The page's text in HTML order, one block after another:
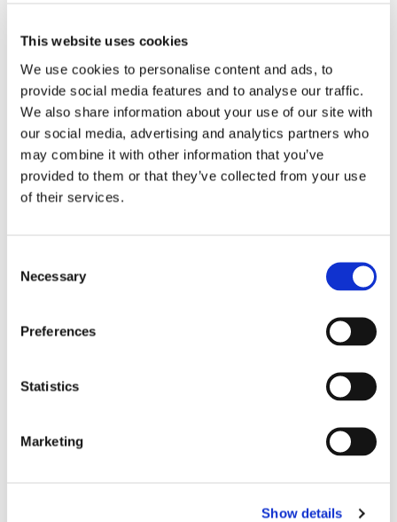
This website uses cookies
We use cookies to personalise content and ads, to
provide social media features and to analyse our traffic.
We also share information about your use of our site with
our social media, advertising and analytics partners who
may combine it with other information that you’ve
provided to them or that they’ve collected from your use
of their services.
Selection
Necessary
Preferences
Statistics
Marketing
Show details
Er zijn geen vaste regels voor hoe dit moet, maar
er zijn wel afspraken die houvast bieden. Denk
aan afspraken over wanneer een nieuwe partner
aan de kinderen wordt voorgesteld, hoe jullie
met elkaar communiceren als er ook andere
gezinsleden in het spel zijn, of hoe je omgaat met
situaties waarbij de nieuwe partner een actieve
Dit zijn gevoelige onderwerpen die veel ouders
moeten komen. Hoe later ze besproken worden,
hoe groter de kans dat ze tot conflicten leiden.
Een mediator kan helpen om dit gesprek op een
constructieve manier te voeren, op een moment
dat het nog rustig genoeg is om goed na te